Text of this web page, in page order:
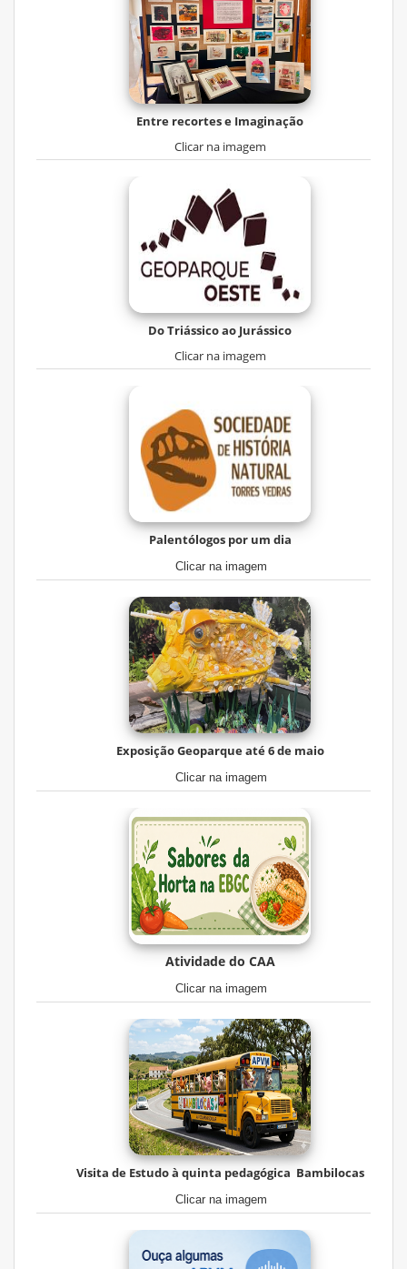
Entre recortes e Imaginação
Clicar na imagem
Do Triássico ao Jurássico
Clicar na imagem
Palentólogos por um dia
Clicar na imagem
Exposição Geoparque até 6 de maio
Clicar na imagem
Atividade do CAA
Clicar na imagem
Visita de Estudo à quinta pedagógica Bambilocas
Clicar na imagem